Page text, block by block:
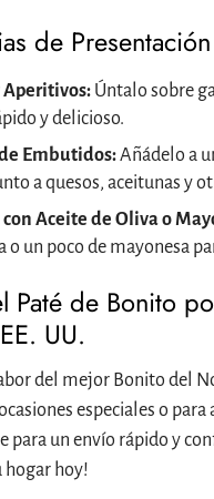
de
Aperitivos: Úntalo sobre
y delicioso.
Embutidos:Añádelo a
a quesos, aceitunas y
Aceite de Oliva o
o un poco de mayonesa
Paté de Bonito
UU.
del mejor Bonito del
especiales o
para un envío rápido y
hogar hoy!